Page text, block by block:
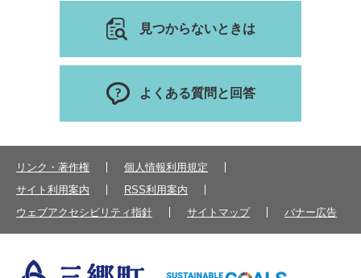
見つからないときは
よくある質問と回答
リンク・著作権
個人情報利用規定
サイト利用案内
RSS利用案内
ウェブアクセシビリティ指針
サイトマップ バナー広告